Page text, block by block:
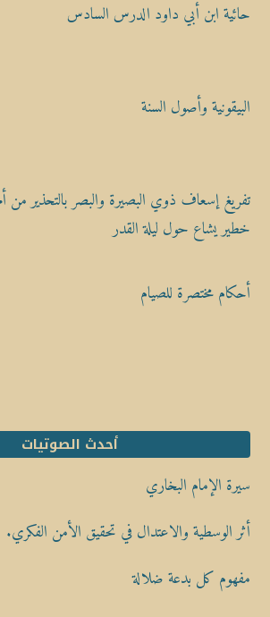
حائية ابن أبي داود الدرس السادس
البيقونية وأصول السنة
تفريغ إسعاف ذوي البصيرة والبصر بالتحذير من
خطير يشاع حول ليلة القدر
أحكام مختصرة للصيام
أحدث الصوتيات
سيرة الإمام البخاري
أثر الوسطية والاعتدال في تحقيق الأمن الفكري.
مفهوم كل بدعة ضلالة